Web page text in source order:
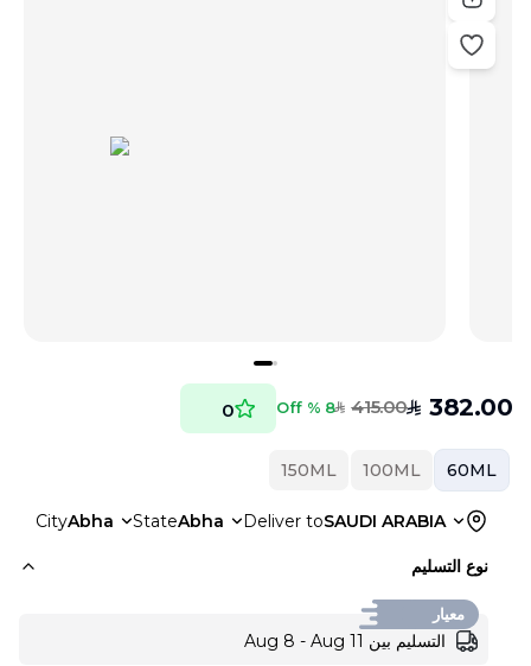
SAR 382.00
SAR 415.00
8 % Off
0
60ML
100ML
150ML
Deliver toSAUDI ARABIA
StateAbha
CityAbha
نوع التسليم
معيار
التسليم بين Aug 8 - Aug 11